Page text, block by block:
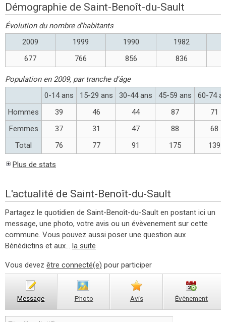
Démographie de Saint-Benoît-du-Sault
Évolution du nombre d'habitants
2009
1999 1990 1982
677
766 856 836
Population en 2009, par tranche d'âge
0-14 ans
15-29 ans 30-44 ans 45-59 ans
60-74
Hommes
39 46 44 87
71
Femmes
37 31 47 88
68
Total
76 77 91 175 139
Plus de stats
L'actualité de Saint-Benoît-du-Sault
Partagez le quotidien de Saint-Benoît-du-Sault en postant ici un
message, une photo, votre avis ou un évèvenement sur cette
commune. Vous pouvez aussi poser une question aux
Bénédictins et aux... la suite
Vous devez être connecté(e) pour participer
Message Photo Avis Évènement